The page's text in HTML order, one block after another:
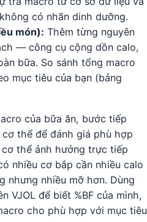
có nhãn dinh dưỡng.
món): Thêm từng nguyên
— công cụ cộng dồn calo,
bữa. So sánh tổng macro
mục tiêu của bạn (bảng
của bữa ăn, bước tiếp
thể để đánh giá phù hợp
thể ảnh hưởng trực tiếp
nhiều cơ bắp cần nhiều calo
nhưng nhiều mỡ hơn. Dùng
VJOL để biết %BF của mình,
cho phù hợp với mục tiêu